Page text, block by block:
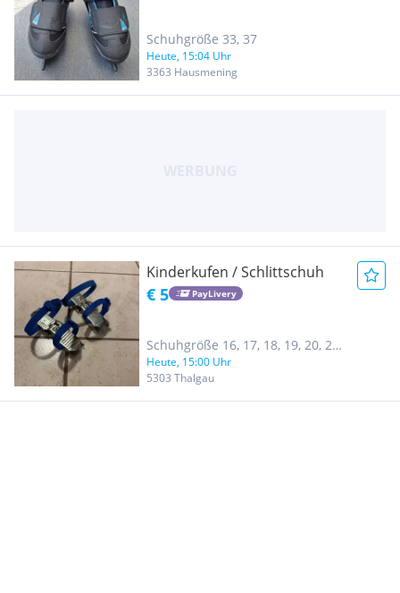
Schuhgröße 33, 37
Heute, 15:04 Uhr
3363 Hausmening
Kinderkufen / Schlittschuh
€ 5 PayLivery
Schuhgröße 16, 17, 18, 19, 20, 21,
22
Heute, 15:00 Uhr
5303 Thalgau